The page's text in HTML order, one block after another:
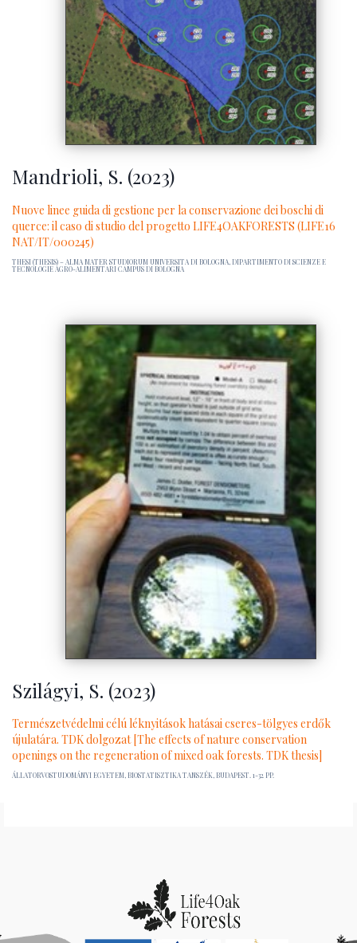
Mandrioli, S. (2023)
Nuove linee guida di gestione per la conservazione dei boschi di
querce: il caso di studio del progetto LIFE4OAKFORESTS (LIFE16
NAT/IT/000245)
THESI (THESIS) – ALMA MATER STUDIORUM UNIVERSITA DI BOLOGNA, DIPARTIMENTO DI SCIENZE E
TECNOLOGIE AGRO-ALIMENTARI CAMPUS DI BOLOGNA
Szilágyi, S. (2023)
Természetvédelmi célú léknyitások hatásai cseres-tölgyes erdők
újulatára. TDK dolgozat [The effects of nature conservation
openings on the regeneration of mixed oak forests. TDK thesis]
ÁLLATORVOSTUDOMÁNYI EGYETEM, BIOSTATISZTIKA TANSZÉK, BUDAPEST. 1-32 PP.